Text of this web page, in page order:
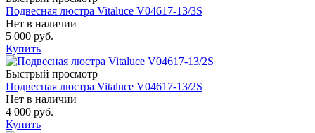
Подвесная люстра Vitaluce V04617-13/3S
Нет в наличии
5 000 руб.
Купить
Быстрый просмотр
Подвесная люстра Vitaluce V04617-13/2S
Нет в наличии
4 000 руб.
Купить